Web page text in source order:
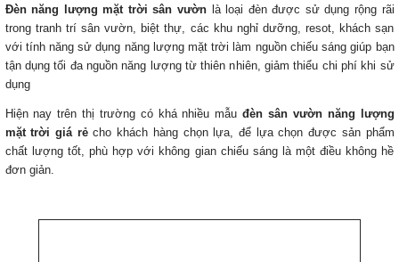
Đèn năng lượng mặt trời sân vườnlà loại đèn được sử dụng rộng rãi
trong tranh trí sân vườn, biệt thự, các khu nghỉ dưỡng, resot, khách sạn
với tính năng sử dụng năng lượng mặt trời làm nguồn chiếu sáng giúp bạn
tận dụng tối đa nguồn năng lượng từ thiên nhiên, giảm thiểu chi phí khi sử
dụng
Hiện nay trên thị trường có khá nhiều mẫuđèn sân vườn năng lượng
mặt trời giá rẻcho khách hàng chọn lựa, để lựa chọn được sản phẩm
chất lượng tốt, phù hợp với không gian chiếu sáng là một điều không hề
đơn giản.